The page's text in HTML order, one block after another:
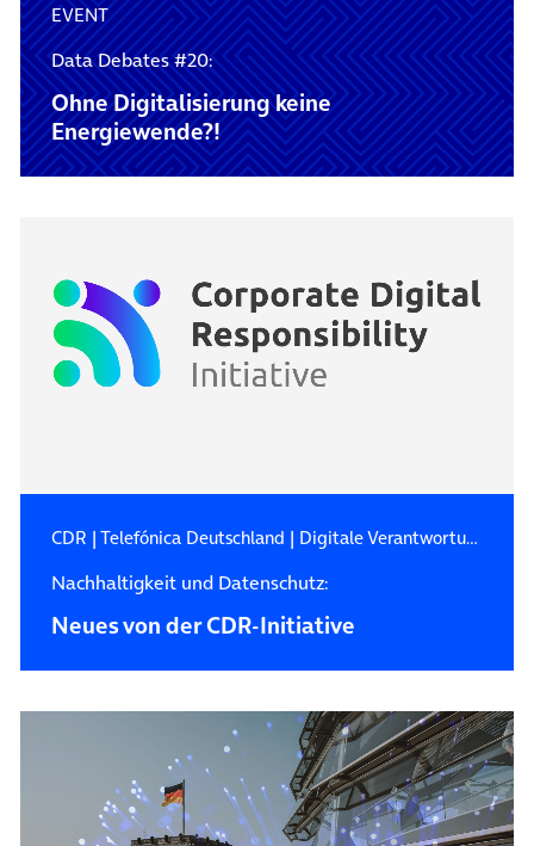
EVENT
Data Debates #20:
Ohne Digitalisierung keine
Energiewende?!
CDR |Telefónica Deutschland | Digitale Verantwortung
Nachhaltigkeit und Datenschutz:
Neues von der CDR-Initiative